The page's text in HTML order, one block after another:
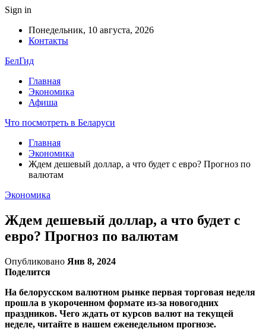
Sign in
Понедельник, 10 августа, 2026
Контакты
БелГид
Главная
Экономика
Афиша
Что посмотреть в Беларуси
Главная
Экономика
Ждем дешевый доллар, а что будет с евро? Прогноз по
валютам
Экономика
Ждем дешевый доллар, а что будет с
евро? Прогноз по валютам
Опубликовано Янв 8, 2024
Поделится
На белорусском валютном рынке первая торговая неделя
прошла в укороченном формате из-за новогодних
праздников. Чего ждать от курсов валют на текущей
неделе, читайте в нашем еженедельном прогнозе.